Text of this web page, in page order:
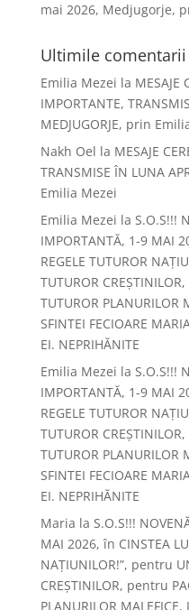
mai 2026, Medjugorje,
Ultimile comentarii
Emilia Mezei la MESAJE
IMPORTANTE,
MEDJUGORJE, prin
Nakh Oel la MESAJE
TRANSMISE ÎN LUNA
Emilia Mezei
Emilia Mezei la S.O.S!!!
IMPORTANTĂ, 1-9 MAI
REGELE TUTUROR
TUTUROR
TUTUROR PLANURILOR
SFINTEI FECIOARE
EI. NEPRIHĂNITE
Emilia Mezei la S.O.S!!!
IMPORTANTĂ, 1-9 MAI
REGELE TUTUROR
TUTUROR
TUTUROR PLANURILOR
SFINTEI FECIOARE
EI. NEPRIHĂNITE
Maria la S.O.S!!!
MAI 2026, în CINSTEA
NAȚIUNILOR!”, pentru
CREȘTINILOR, pentru
PLANURILOR